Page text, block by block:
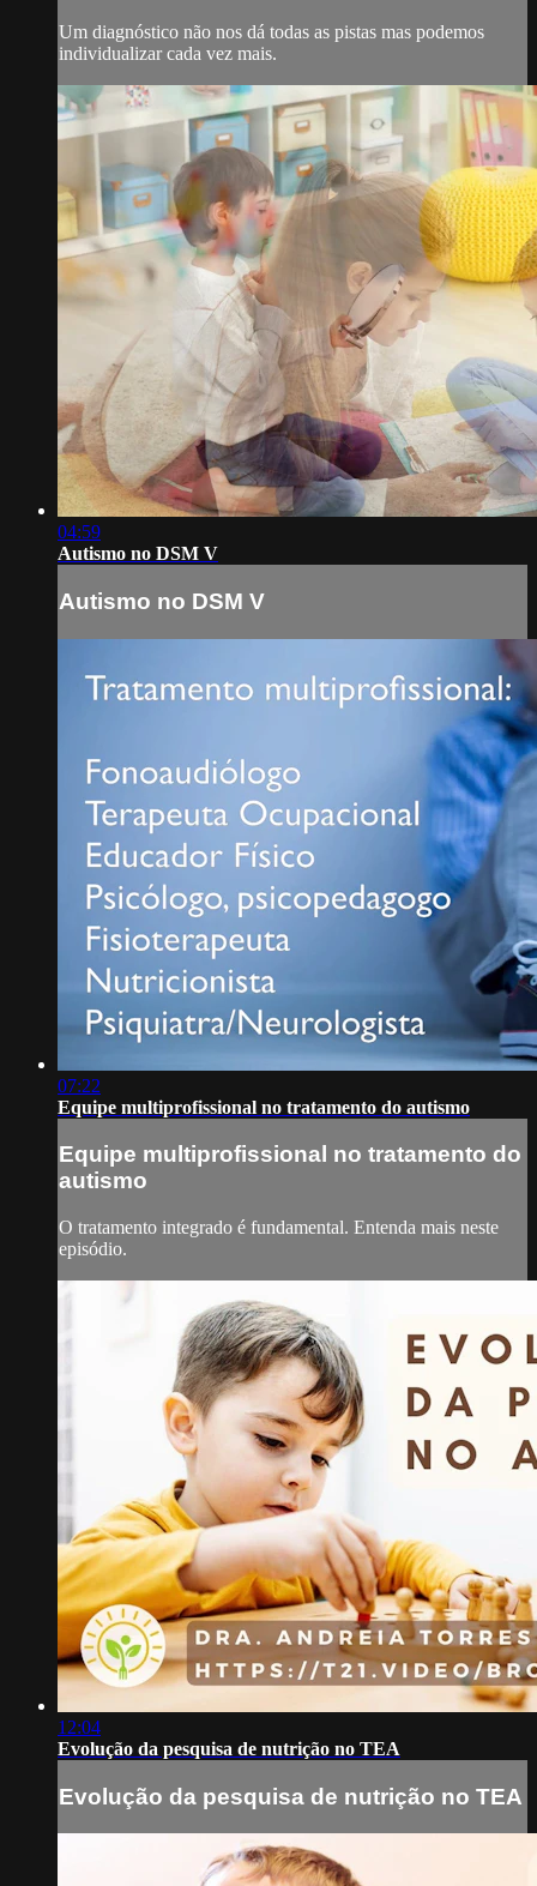
Um diagnóstico não nos dá todas as pistas mas podemos
individualizar cada vez mais.
04:59
Autismo no DSM V
Autismo no DSM V
07:22
Equipe multiprofissional no tratamento do autismo
Equipe multiprofissional no tratamento do
autismo
O tratamento integrado é fundamental. Entenda mais neste
episódio.
12:04
Evolução da pesquisa de nutrição no TEA
Evolução da pesquisa de nutrição no TEA